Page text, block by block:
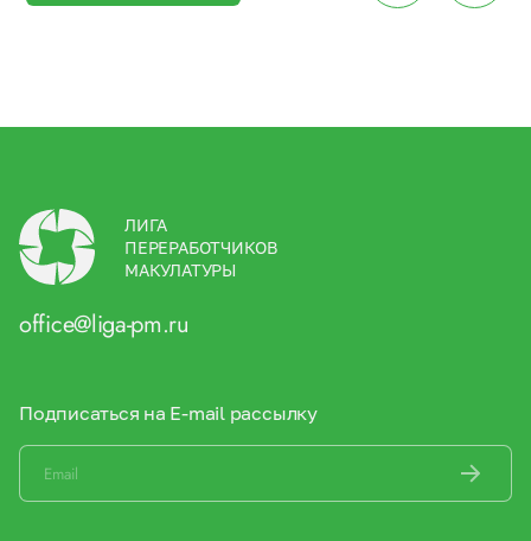
ЛИГА
ПЕРЕРАБОТЧИКОВ
МАКУЛАТУРЫ
office@liga-pm.ru
Подписаться на E-mail рассылку